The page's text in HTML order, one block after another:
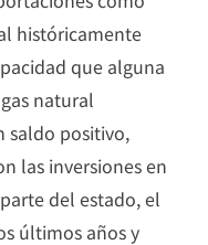
históricamente
que alguna
natural
saldo positivo,
las inversiones en
del estado, el
últimos años y